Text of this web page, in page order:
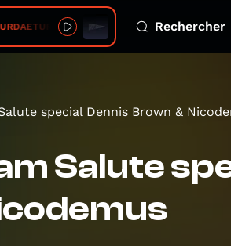
• Haepio Rechercher
special Dennis Brown &
Salute